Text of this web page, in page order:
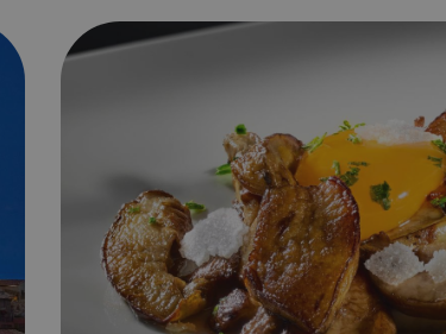
Bien manger en Navarre en automne